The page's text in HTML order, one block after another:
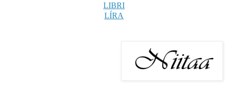
LIBRI
LÍRA